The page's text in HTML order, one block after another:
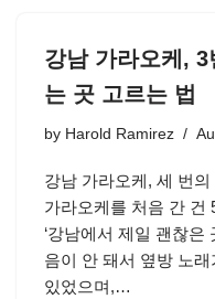
강남 가라오케,
는 곳 고르는 법
by Harold Ramirez
강남 가라오케, 세 번
가라오케를 처음 간 건
‘강남에서 제일 괜찮은
음이 안 돼서 옆방 노
있었으며,…